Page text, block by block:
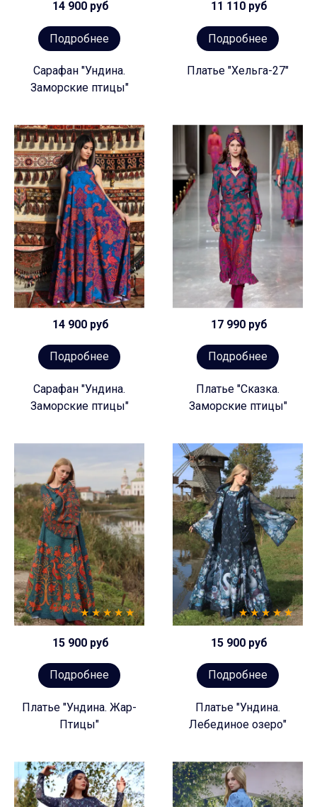
14 900 руб
Подробнее
Сарафан "Ундина.
Заморские птицы"
11 110 руб
Подробнее
Платье "Хельга-27"
14 900 руб
Подробнее
Сарафан "Ундина.
Заморские птицы"
17 990 руб
Подробнее
Платье "Сказка.
Заморские птицы"
15 900 руб
Подробнее
Платье "Ундина. Жар-
Птицы"
15 900 руб
Подробнее
Платье "Ундина.
Лебединое озеро"